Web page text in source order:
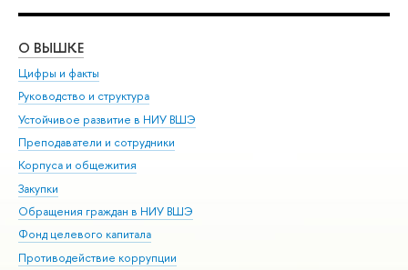
О ВЫШКЕ
Цифры и факты
Руководство и структура
Устойчивое развитие в НИУ ВШЭ
Преподаватели и сотрудники
Корпуса и общежития
Закупки
Обращения граждан в НИУ ВШЭ
Фонд целевого капитала
Противодействие коррупции